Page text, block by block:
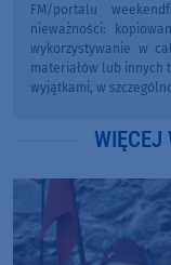
FM/portalu
nieważności:
wykorzystywanie w
materiałów lub innych
wyjątkami, w
WIĘCEJ